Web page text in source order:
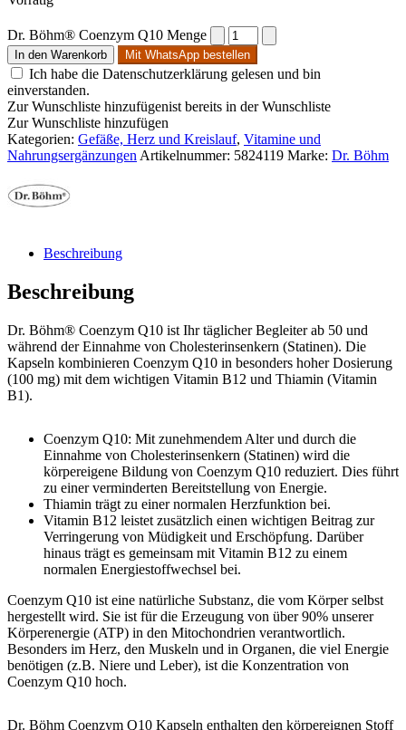
Dr. Böhm® Coenzym Q10 Menge
In den Warenkorb Mit WhatsApp bestellen
Ich habe die Datenschutzerklärung gelesen und bin
einverstanden.
Zur Wunschliste hinzufügenist bereits in der Wunschliste
Zur Wunschliste hinzufügen
Kategorien: Gefäße, Herz und Kreislauf, Vitamine und
Nahrungsergänzungen Artikelnummer: 5824119 Marke: Dr. Böhm
Beschreibung
Beschreibung
Dr. Böhm® Coenzym Q10 ist Ihr täglicher Begleiter ab 50 und
während der Einnahme von Cholesterinsenkern (Statinen). Die
Kapseln kombinieren Coenzym Q10 in besonders hoher Dosierung
(100 mg) mit dem wichtigen Vitamin B12 und Thiamin (Vitamin
B1).
Coenzym Q10: Mit zunehmendem Alter und durch die
Einnahme von Cholesterinsenkern (Statinen) wird die
körpereigene Bildung von Coenzym Q10 reduziert. Dies führt
zu einer verminderten Bereitstellung von Energie.
Thiamin trägt zu einer normalen Herzfunktion bei.
Vitamin B12 leistet zusätzlich einen wichtigen Beitrag zur
Verringerung von Müdigkeit und Erschöpfung. Darüber
hinaus trägt es gemeinsam mit Vitamin B12 zu einem
normalen Energiestoffwechsel bei.
Coenzym Q10 ist eine natürliche Substanz, die vom Körper selbst
hergestellt wird. Sie ist für die Erzeugung von über 90% unserer
Körperenergie (ATP) in den Mitochondrien verantwortlich.
Besonders im Herz, den Muskeln und in Organen, die viel Energie
benötigen (z.B. Niere und Leber), ist die Konzentration von
Coenzym Q10 hoch.
Dr. Böhm Coenzym Q10 Kapseln enthalten den körpereignen Stoff